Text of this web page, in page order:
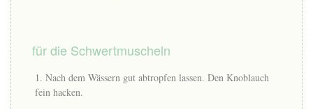
für die Schwertmuscheln
Nach dem Wässern gut abtropfen lassen. Den Knoblauch
fein hacken.